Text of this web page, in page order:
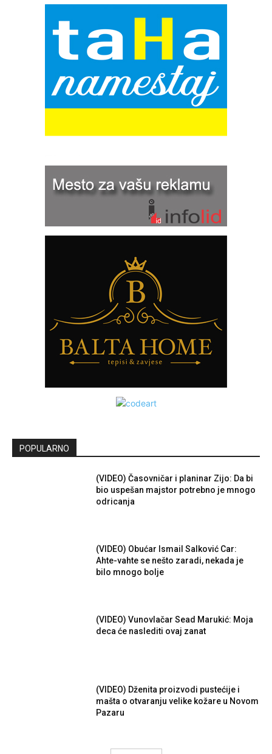
POPULARNO
(VIDEO) Časovničar i planinar Zijo: Da bi
bio uspešan majstor potrebno je mnogo
odricanja
(VIDEO) Obućar Ismail Salković Car:
Ahte-vahte se nešto zaradi, nekada je
bilo mnogo bolje
(VIDEO) Vunovlačar Sead Marukić: Moja
deca će naslediti ovaj zanat
(VIDEO) Dženita proizvodi pustećije i
mašta o otvaranju velike kožare u Novom
Pazaru